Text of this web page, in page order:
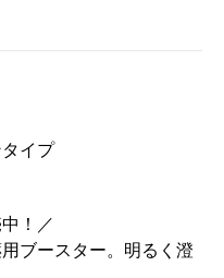
イプ
！／
ブースター。明るく澄